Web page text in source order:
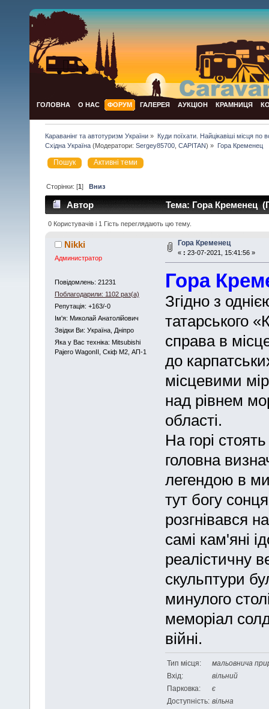
ГОЛОВНА О НАС ФОРУМ ГАЛЕРЕЯ АУКЦІОН КРАМНИЦЯ
Караванінг та автотуризм України » Куди поїхати. Найцікавіші місця
Східна Україна (Модератори:Sergey85700 ,CAPITAN) » Гора Кременец
Пошук Активні теми
Сторінки: [1]Вниз
Автор Тема: Гора Кременец
0 Користувачів і 1 Гість переглядають цю тему.
Nikki
Администратор
Повідомлень: 21231
Поблагодарили: 1102 раз(а)
Репутація: +163/-0
Iм'я: Миколай Анатолійович
Звідки Ви: Україна, Дніпро
Яка у Вас техніка: Mitsubishi
Pajero WagonII, Скіф М2, АП-1
Гора Кременец
« : 23-07-2021, 15:41:56 »
Гора
Згідно з
татарського
справа в
до
місцевими
над рівнем
області.
На горі
головна
легендою в
тут богу
розгнівався
самі кам'яні
реалістичну
скульптури
минулого
меморіал
війні.
Тип місця:
мальовнича
Вхід:
вільний
Парковка:
є
Доступність: вільна